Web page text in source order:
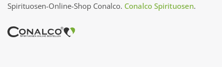
Spirituosen-Online-Shop Conalco. Conalco Spirituosen.